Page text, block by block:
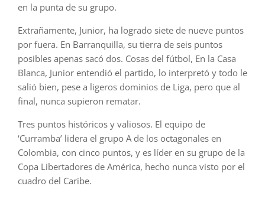
en la punta de su grupo.
Extrañamente, Junior, ha logrado siete de nueve puntos
por fuera. En Barranquilla, su tierra de seis puntos
posibles apenas sacó dos. Cosas del fútbol, En la Casa
Blanca, Junior entendió el partido, lo interpretó y todo le
salió bien, pese a ligeros dominios de Liga, pero que al
final, nunca supieron rematar.
Tres puntos históricos y valiosos. El equipo de
‘Curramba’ lidera el grupo A de los octagonales en
Colombia, con cinco puntos, y es líder en su grupo de la
Copa Libertadores de América, hecho nunca visto por el
cuadro del Caribe.